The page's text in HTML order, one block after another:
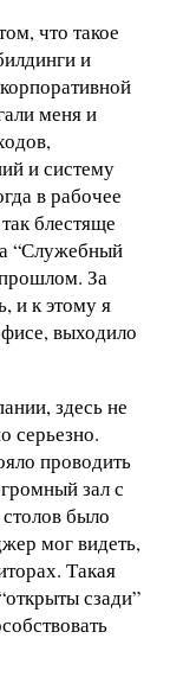
что такое
и
меня и
и систему
в рабочее
блестяще
“Служебный
За
и к этому я
выходило
здесь не
серьезно.
проводить
зал с
было
мог видеть,
Такая
сзади”